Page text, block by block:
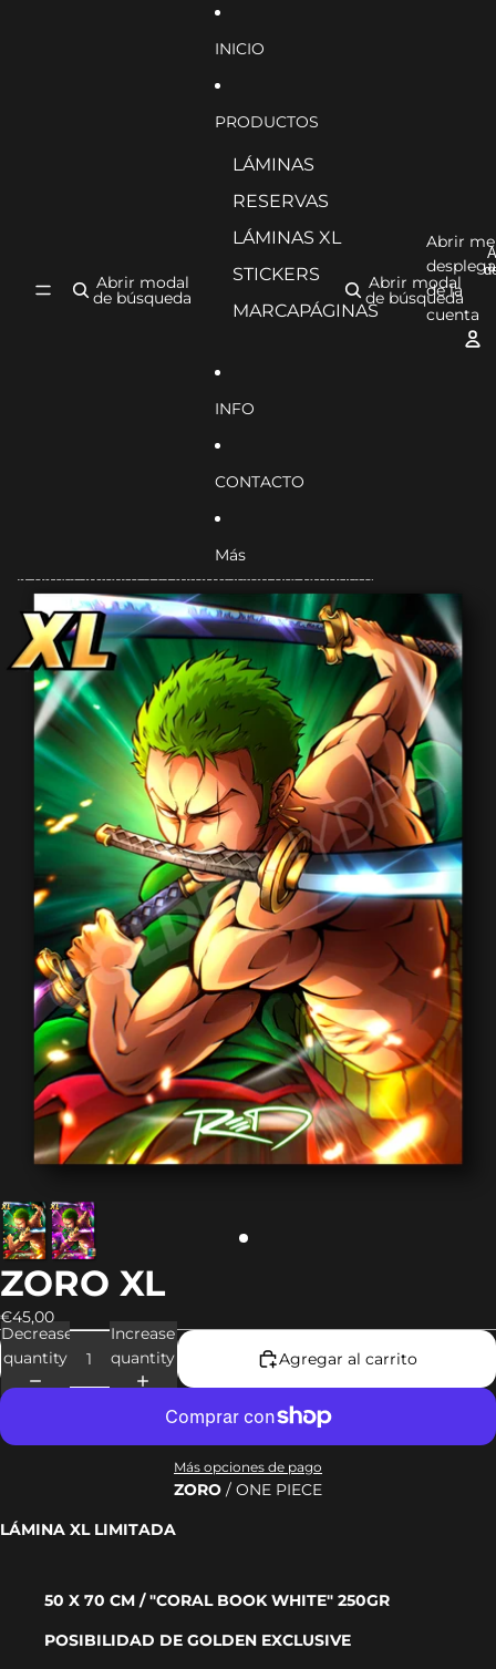
Abrir modal
de búsqueda
INICIO
PRODUCTOS
LÁMINAS
RESERVAS
LÁMINAS XL
STICKERS
MARCAPÁGINAS
INFO
CONTACTO
Más
Abrir modal
de búsqueda
Abrir
de la
cuenta
Ir directamente a la información del producto
ZORO XL
€45,00
Decrease
quantity
Increase
quantity
Agregar al carrito
Más opciones de pago
ZORO / ONE PIECE
LÁMINA XL LIMITADA
50 X 70 CM / "CORAL BOOK WHITE" 250GR
POSIBILIDAD DE GOLDEN EXCLUSIVE